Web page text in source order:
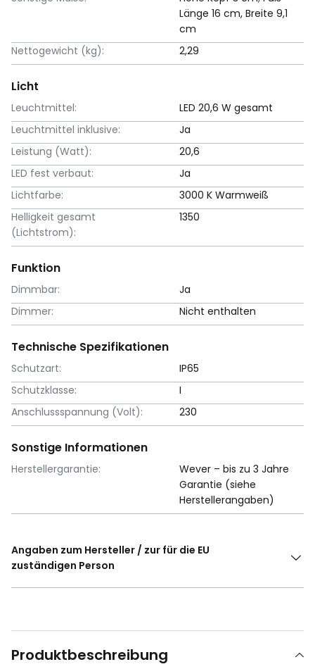
Länge 16 cm, Breite 9,1
cm
Nettogewicht (kg):
2,29
Licht
Leuchtmittel:
LED 20,6 W gesamt
Leuchtmittel inklusive:
Ja
Leistung (Watt):
20,6
LED fest verbaut:
Ja
Lichtfarbe:
3000 K Warmweiß
Helligkeit gesamt
(Lichtstrom):
1350
Funktion
Dimmbar:
Ja
Dimmer:
Nicht enthalten
Technische Spezifikationen
Schutzart:
IP65
Schutzklasse:
I
Anschlussspannung (Volt):
230
Sonstige Informationen
Herstellergarantie:
Wever – bis zu 3 Jahre
Garantie (siehe
Herstellerangaben)
Angaben zum Hersteller / zur für die EU
zuständigen Person
Produktbeschreibung